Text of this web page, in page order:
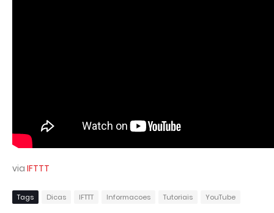
via IFTTT
Tags Dicas IFTTT Informacoes Tutoriais YouTube